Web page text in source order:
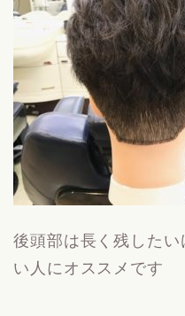
後頭部は長く残した
い人にオススメです